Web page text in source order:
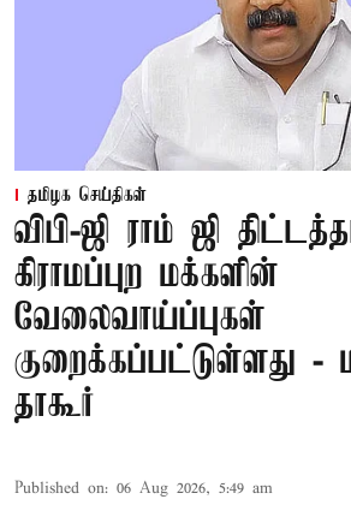
தமிழக செய்திகள்
விபி-ஜி ராம் ஜி
கிராமப்புற மக்களின்
வேலைவாய்ப்புகள்
குறைக்கப்பட்டுள்ளது -
தாகூர்
Published on: 06 Aug 2026, 5:49 am